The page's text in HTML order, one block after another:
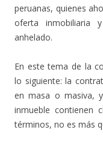
peruanas, quienes
oferta inmobiliaria
anhelado.
En este tema de la
lo siguiente: la
en masa o masiva,
inmueble contienen
términos, no es más